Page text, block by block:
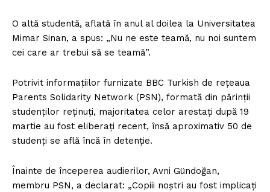
O altă studentă, aflată în anul al doilea la Universitatea
Mimar Sinan, a spus: „Nu ne este teamă, nu noi suntem
cei care ar trebui să se teamă”.
Potrivit informațiilor furnizate BBC Turkish de rețeaua
Parents Solidarity Network (PSN), formată din părinții
studenților reținuți, majoritatea celor arestați după 19
martie au fost eliberați recent, însă aproximativ 50 de
studenți se află încă în detenție.
Înainte de începerea audierilor, Avni Gündoğan,
membru PSN, a declarat: „Copiii noștri au fost implicați